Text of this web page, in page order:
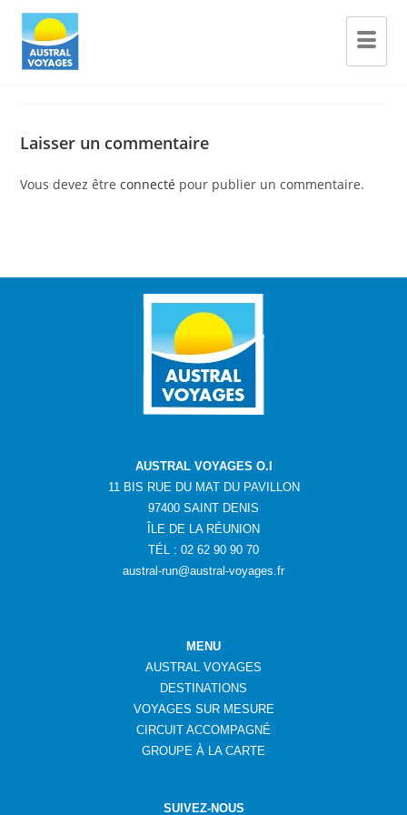
Laisser un commentaire
Vous devez êtreconnecté pour publier un commentaire.
AUSTRAL VOYAGES O.I
11 BIS RUE DU MAT DU PAVILLON
97400 SAINT DENIS
ÎLE DE LA RÉUNION
TÉL : 02 62 90 90 70
austral-run@austral-voyages.fr
MENU
AUSTRAL VOYAGES
DESTINATIONS
VOYAGES SUR MESURE
CIRCUIT ACCOMPAGNÉ
GROUPE À LA CARTE
SUIVEZ-NOUS